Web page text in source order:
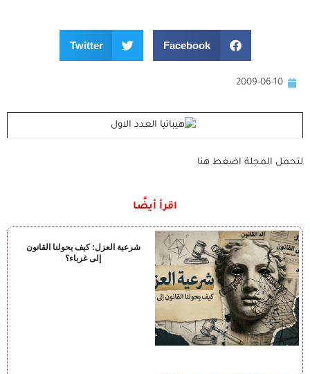
Facebook
Twitter
2009-06-10
لتحمل المجلة اضغط هنا
اقرأ أيضًا
شرعية العزل: كيف يحولنا القانون
إلى غرباء؟